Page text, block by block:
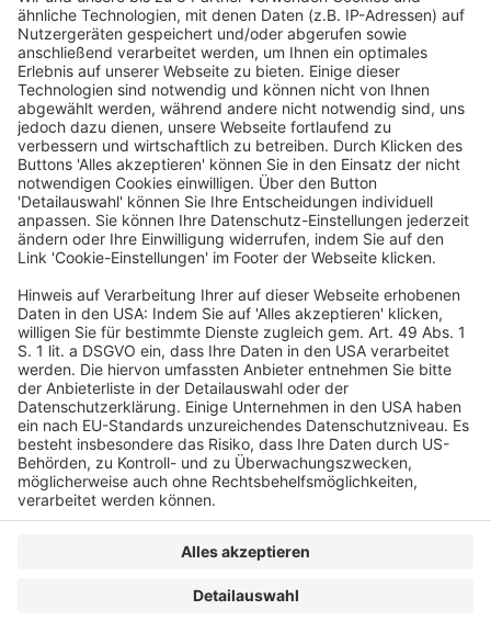
Teilmengen-Waagen
als Schlüssel moderner
Produktionsprozesse
Mehr zum Thema